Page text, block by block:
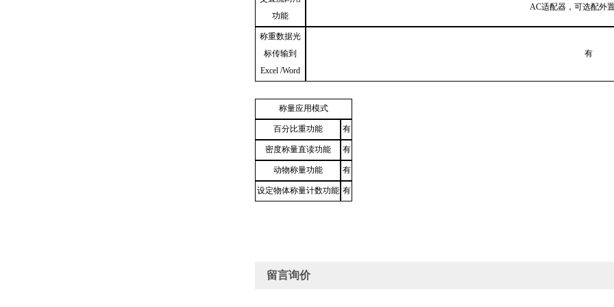
功能
AC适配器，可选配外
称重数据光
标传输到
Excel /Word
有
称量应用模式
百分比重功能 有
密度称量直读功能 有
动物称量功能 有
设定物体称量计数功能 有
留言询价